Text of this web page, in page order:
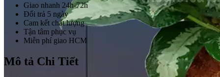
Giao nhanh 24h-72h
Đổi trả 5 ngày
Cam kết chất lượng
Tận tâm phục vụ
Miễn phí giao HCM
Mô tả Chi Tiết